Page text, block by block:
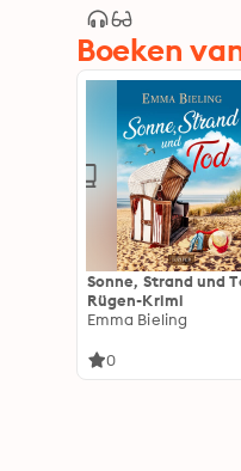
Boeken
Sonne, Strand und
Rügen-Krimi
Emma Bieling
0